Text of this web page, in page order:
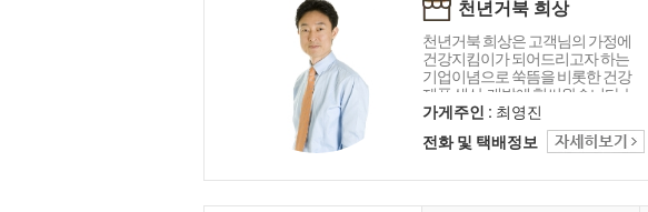
천년거북 희상
천년거북 희상은 고객님의 가정에
건강지킴이가 되어드리고자 하는
기업이념으로 쑥뜸을 비롯한 건강
제품 생산, 개발에 힘써왔습니다. 늘
처음처럼 정직하고 진지하게 고객
님의 말씀에 귀 기울이고 끊임없이
혁신하고 노력하는 기업이 되겠습
가게주인 : 최영진
전화 및 택배정보